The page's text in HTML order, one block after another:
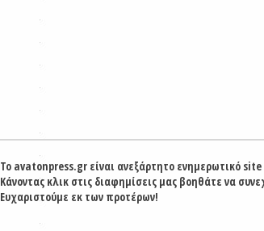
Το avatonpress.gr είναι ανεξάρτητο ενημερωτικό site
Κάνοντας κλικ στις διαφημίσεις μας βοηθάτε να
Ευχαριστούμε εκ των προτέρων!